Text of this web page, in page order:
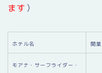
ます）
ホテル名 開業
モアナ・サーフライダー・